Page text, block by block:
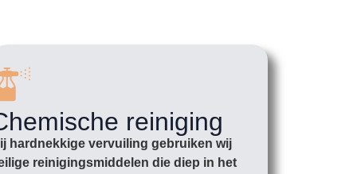
reiniging
hardnekkige vervuiling gebruiken wij
reinigingsmiddelen die diep in het